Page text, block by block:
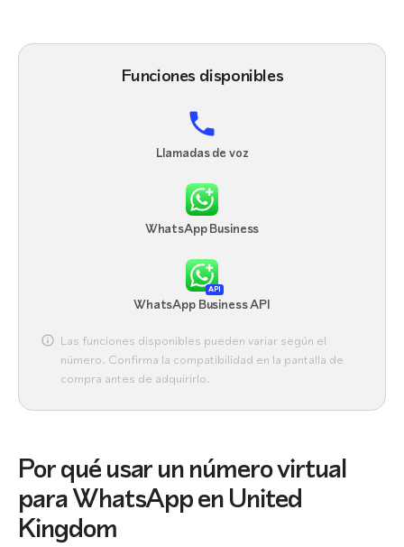
Funciones disponibles
Llamadas de voz
WhatsApp Business
API
WhatsApp Business API
Las funciones disponibles pueden variar según el
número. Confirma la compatibilidad en la pantalla de
compra antes de adquirirlo.
Por qué usar un número virtual
para WhatsApp en United
Kingdom